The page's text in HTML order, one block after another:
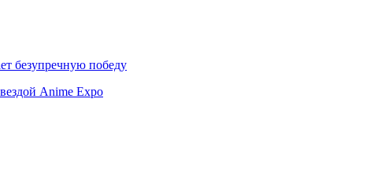
безупречную победу
Anime Expo